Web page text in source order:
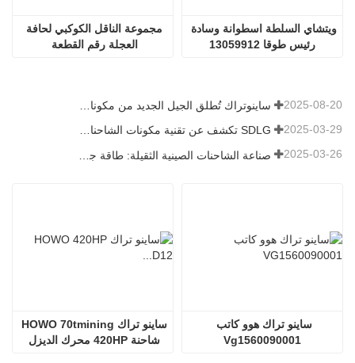
رئيس طوقا 13059912
2025-08-20
SDLG تكشف عن تقنية مكونات الشاحنات من الجيل التالي لتعزيز الكفاءة اللوجستية العالمية 2025-03-29
2025-03-26
Vg1560090001